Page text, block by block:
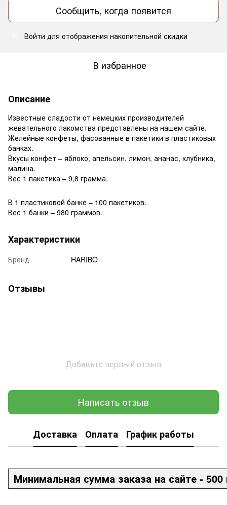
Сообщить, когда появится
Войти для отображения накопительной скидки
В избранное
Описание
Известные сладости от немецких производителей
жевательного лакомства представлены на нашем сайте.
Желейные конфеты, фасованные в пакетики в пластиковых
банках.
Вкусы конфет – яблоко, апельсин, лимон, ананас, клубника,
малина.
Вес 1 пакетика – 9,8 грамма.
В 1 пластиковой банке – 100 пакетиков.
Вес 1 банки – 980 граммов.
Характеристики
Бренд HARIBO
Отзывы
Добавьте первый отзыв
Написать отзыв
Доставка Оплата График работы
Минимальная сумма заказа на сайте - 500